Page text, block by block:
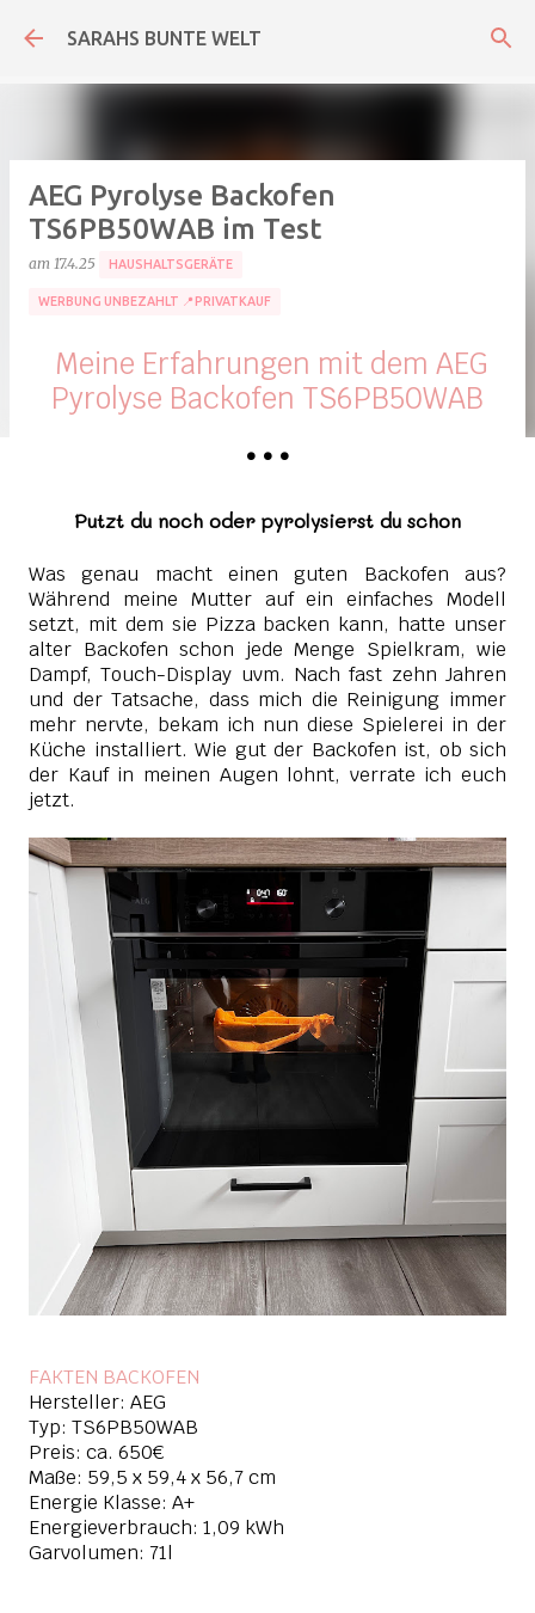
Direkt zum Hauptbereich
SARAHS BUNTE WELT
AEG Pyrolyse Backofen
TS6PB50WAB im Test
am 17.4.25 HAUSHALTSGERÄTE
WERBUNG UNBEZAHLT 📍PRIVATKAUF
Meine Erfahrungen mit dem AEG
Pyrolyse Backofen TS6PB50WAB
• • •
Putzt du noch oder pyrolysierst du schon
Was genau macht einen guten Backofen aus?
Während meine Mutter auf ein einfaches Modell
setzt, mit dem sie Pizza backen kann, hatte unser
alter Backofen schon jede Menge Spielkram, wie
Dampf, Touch-Display uvm. Nach fast zehn Jahren
und der Tatsache, dass mich die Reinigung immer
mehr nervte, bekam ich nun diese Spielerei in der
Küche installiert. Wie gut der Backofen ist, ob sich
der Kauf in meinen Augen lohnt, verrate ich euch
jetzt.
FAKTEN BACKOFEN
Hersteller: AEG
Typ: TS6PB50WAB
Preis: ca. 650€
Maße: 59,5 x 59,4 x 56,7 cm
Energie Klasse: A+
Energieverbrauch: 1,09 kWh
Garvolumen: 71l